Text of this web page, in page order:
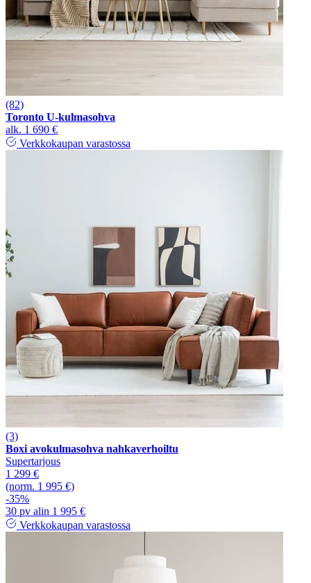
(82)
Toronto U-kulmasohva
alk. 1 690 €
Verkkokaupan varastossa
(3)
Boxi avokulmasohva nahkaverhoiltu
Supertarjous
1 299 €
(norm. 1 995 €)
-35%
30 pv alin 1 995 €
Verkkokaupan varastossa